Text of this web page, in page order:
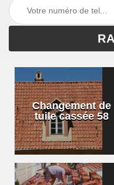
Changement de
tuile cassée 58